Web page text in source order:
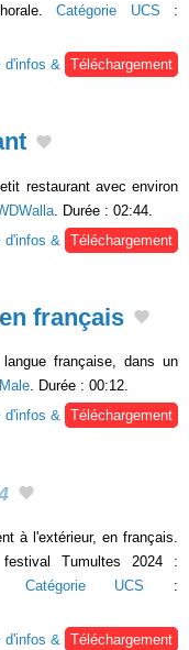
Catégorie UCS :
d'infos &
Téléchargement
restaurant avec environ
. Durée : 02:44.
d'infos &
Téléchargement
français
française, dans un
. Durée : 00:12.
d'infos &
Téléchargement
à l'extérieur, en français.
Tumultes 2024 :
Catégorie UCS :
d'infos &
Téléchargement